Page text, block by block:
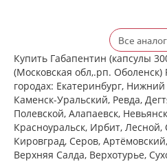
Нейронтин
Пфайзер
ГмбХ
ЭлЭлСи
есть в 1
от 1 980,00
Нейронтин
Пфайзер
ГмбХ Германия
ЭлЭлСи
Все
Купить Габапентин (капсулы
(Московская обл,.рп. Оболенск)
городах: Екатеринбург,
Каменск-Уральский, Ревда,
Полевской, Алапаевск,
Красноуральск, Ирбит, Лесной,
Кировград, Серов,
Верхняя Салда, Верхотурье,